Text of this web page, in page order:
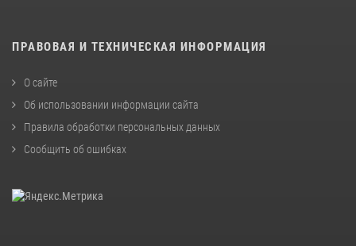
ПРАВОВАЯ И ТЕХНИЧЕСКАЯ ИНФОРМАЦИЯ
О сайте
Об использовании информации сайта
Правила обработки персональных данных
Сообщить об ошибках